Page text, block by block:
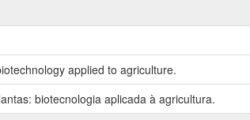
applied to agriculture.
biotecnologia aplicada à agricultura.